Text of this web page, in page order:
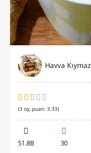
Havva Kıymaz
(3 oy, puan: 3.33)
51.8B 30